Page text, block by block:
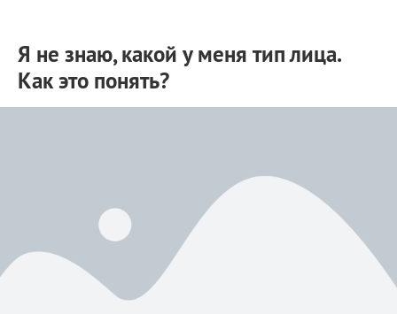
Я не знаю, какой у меня тип лица.
Как это понять?